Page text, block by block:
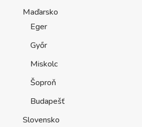
Maďarsko
Eger
Győr
Miskolc
Šoproň
Budapešť
Slovensko